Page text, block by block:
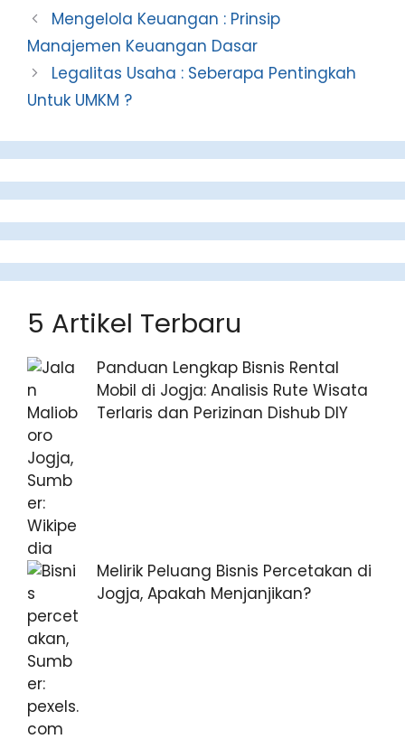
Mengelola Keuangan : Prinsip
Manajemen Keuangan Dasar
Legalitas Usaha : Seberapa Pentingkah
Untuk UMKM ?
5 Artikel Terbaru
Panduan Lengkap Bisnis Rental
Mobil di Jogja: Analisis Rute Wisata
Terlaris dan Perizinan Dishub DIY
Melirik Peluang Bisnis Percetakan di
Jogja, Apakah Menjanjikan?